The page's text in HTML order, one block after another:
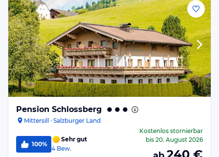
Pension Schlossberg
Mittersill · Salzburger Land
100%
Sehr gut
4 Bew.
Kostenlos stornierbar
bis 20. August 2026